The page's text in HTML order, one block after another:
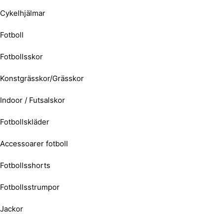
Cykelhjälmar
Fotboll
Fotbollsskor
Konstgrässkor/Grässkor
Indoor / Futsalskor
Fotbollskläder
Accessoarer fotboll
Fotbollsshorts
Fotbollsstrumpor
Jackor